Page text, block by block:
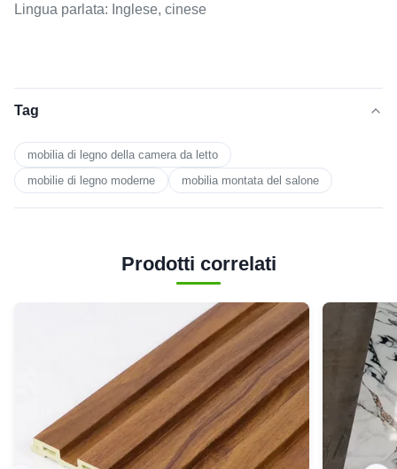
Lingua parlata: Inglese, cinese
Tag
mobilia di legno della camera da letto
mobilie di legno moderne
mobilia montata del salone
Prodotti correlati